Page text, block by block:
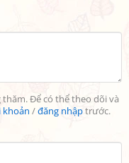
Để có thể theo dõi và
khoản /đăng nhậptrước.